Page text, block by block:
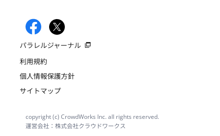
パラレルジャーナル
利用規約
個人情報保護方針
サイトマップ
copyright (c) CrowdWorks Inc. all rights reserved.
運営会社：株式会社クラウドワークス